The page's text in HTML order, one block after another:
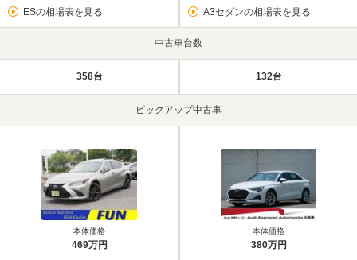
ESの相場表を見る A3セダンの相場表を見る
中古車台数
358台 132台
ピックアップ中古車
本体価格
469万円
本体価格
380万円